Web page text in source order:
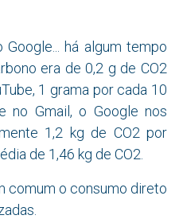
há algum tempo
era de 0,2 g de CO2
1 grama por cada 10
no Gmail, o Google nos
1,2 kg de CO2 por
de 1,46 kg de CO2.
comum o consumo direto